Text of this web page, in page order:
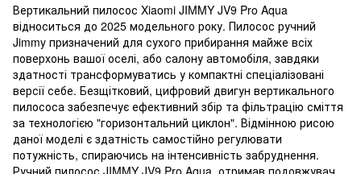
Вертикальний пилосос Xiaomi JIMMY JV9 Pro Aqua
відноситься до 2025 модельного року. Пилосос ручний
Jimmy призначений для сухого прибирання майже всіх
поверхонь вашої оселі, або салону автомобіля, завдяки
здатності трансформуватись у компактні спеціалізовані
версії себе. Безщітковий, цифровий двигун вертикального
пилососа забезпечує ефективний збір та фільтрацію сміття
за технологією "горизонтальний циклон". Відмінною рисою
даної моделі є здатність самостійно регулювати
потужність, спираючись на інтенсивність забруднення.
Ручний пилосос JIMMY JV9 Pro Aqua отримав подовжувач,